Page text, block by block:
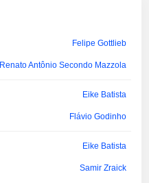
Felipe Gottlieb
Renato Antônio Secondo Mazzola
Eike Batista
Flávio Godinho
Eike Batista
Samir Zraick